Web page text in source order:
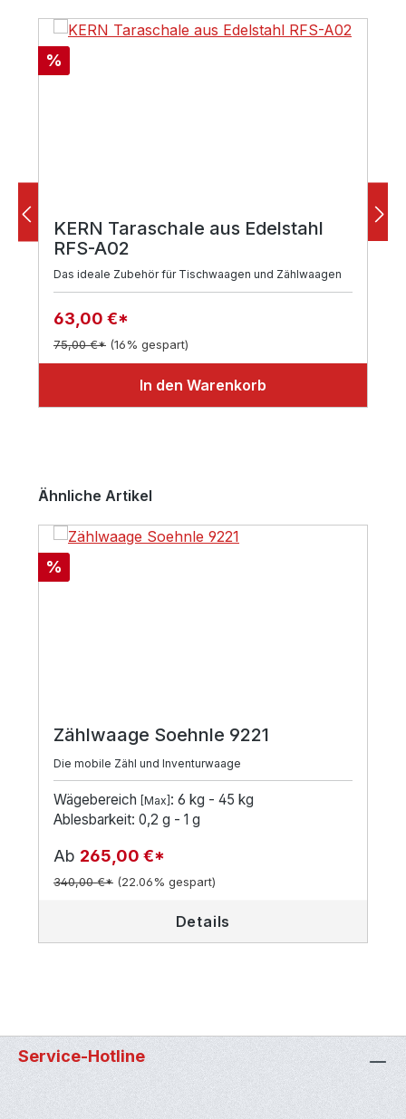
Rabatt
%
KERN Taraschale aus Edelstahl
RFS-A02
Das ideale Zubehör für Tischwaagen und Zählwaagen
63,00 €*
75,00 €* (16% gespart)
In den Warenkorb
Produktgalerie überspringen
Ähnliche Artikel
Rabatt
%
Zählwaage Soehnle 9221
Die mobile Zähl und Inventurwaage
Wägebereich [Max] : 6 kg - 45 kg
Ablesbarkeit: 0,2 g - 1 g
Ab 265,00 €*
340,00 €* (22.06% gespart)
Details
Service-Hotline